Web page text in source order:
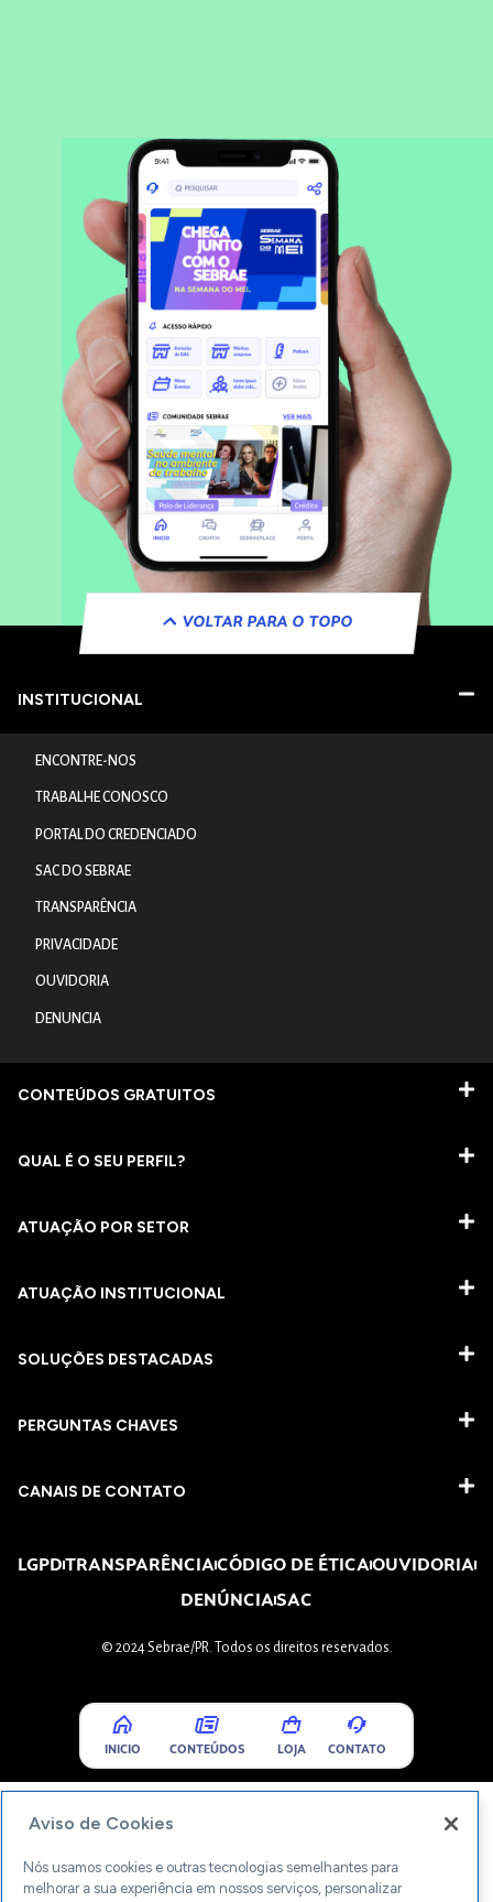
VOLTAR PARA O TOPO
INSTITUCIONAL
ENCONTRE-NOS
TRABALHE CONOSCO
PORTAL DO CREDENCIADO
SAC DO SEBRAE
TRANSPARÊNCIA
PRIVACIDADE
OUVIDORIA
DENUNCIA
CONTEÚDOS GRATUITOS
QUAL É O SEU PERFIL?
ATUAÇÃO POR SETOR
ATUAÇÃO INSTITUCIONAL
SOLUÇÕES DESTACADAS
PERGUNTAS CHAVES​
CANAIS DE CONTATO
LGPDTRANSPARÊNCIACÓDIGO DE ÉTICAOUVIDORIA
DENÚNCIASAC
© 2024 Sebrae/PR. Todos os direitos reservados.
INICIO CONTEÚDOS LOJA CONTATO
Aviso de Cookies
Nós usamos cookies e outras tecnologias semelhantes para
melhorar a sua experiência em nossos serviços, personalizar